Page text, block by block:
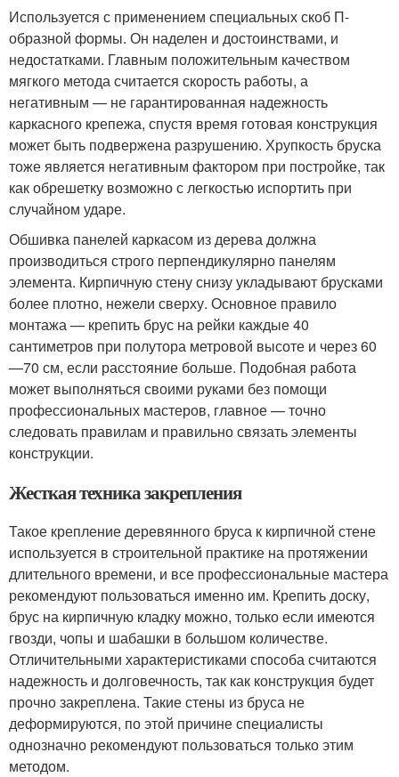
Используется с применением специальных скоб П-
образной формы. Он наделен и достоинствами, и
недостатками. Главным положительным качеством
мягкого метода считается скорость работы, а
негативным — не гарантированная надежность
каркасного крепежа, спустя время готовая конструкция
может быть подвержена разрушению. Хрупкость бруска
тоже является негативным фактором при постройке, так
как обрешетку возможно с легкостью испортить при
случайном ударе.
Обшивка панелей каркасом из дерева должна
производиться строго перпендикулярно панелям
элемента. Кирпичную стену снизу укладывают брусками
более плотно, нежели сверху. Основное правило
монтажа — крепить брус на рейки каждые 40
сантиметров при полутора метровой высоте и через 60
—70 см, если расстояние больше. Подобная работа
может выполняться своими руками без помощи
профессиональных мастеров, главное — точно
следовать правилам и правильно связать элементы
конструкции.
Жесткая техника закрепления
Такое крепление деревянного бруса к кирпичной стене
используется в строительной практике на протяжении
длительного времени, и все профессиональные мастера
рекомендуют пользоваться именно им. Крепить доску,
брус на кирпичную кладку можно, только если имеются
гвозди, чопы и шабашки в большом количестве.
Отличительными характеристиками способа считаются
надежность и долговечность, так как конструкция будет
прочно закреплена. Такие стены из бруса не
деформируются, по этой причине специалисты
однозначно рекомендуют пользоваться только этим
методом.